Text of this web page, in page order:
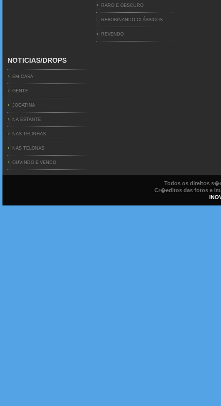
RARO E OBSCURO
REBOBINANDO CLÁSSICOS
REVENDO
NOTICIAS/DROPS
EM CASA
GENTE
JOGATINA
NA ESTANTE
NAS TELINHAS
NAS TELONAS
OUVINDO E VENDO
Todos os direitos
Cr�editos das fotos e